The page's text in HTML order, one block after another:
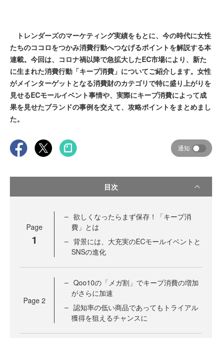
トレンダーズのマーケティング実績をもとに、今の時代に女性
たちのココロをつかみ消費行動へつなげるポイントを解説する本
連載。今回は、コロナ禍以降で急拡大したEC市場により、新た
に生まれた消費行動「キープ消費」についてご紹介します。女性
がメインターゲットとなる消費財のカテゴリで特に盛り上がりを
見せるECモールイベント事情や、実際にキープ消費によって成
果を見せたブランドの事例を交えて、攻略ポイントをまとめまし
た。
通知
目次
Page
1
欲しくなったらまず保存！「キープ消
費」とは
背景には、大充実のECモールイベントと
SNSの進化
Page 2
Qoo10の「メガ割」でキープ消費の増加
がさらに加速
認知率の低い商品であってもトライアル
獲得を狙えるチャンスに